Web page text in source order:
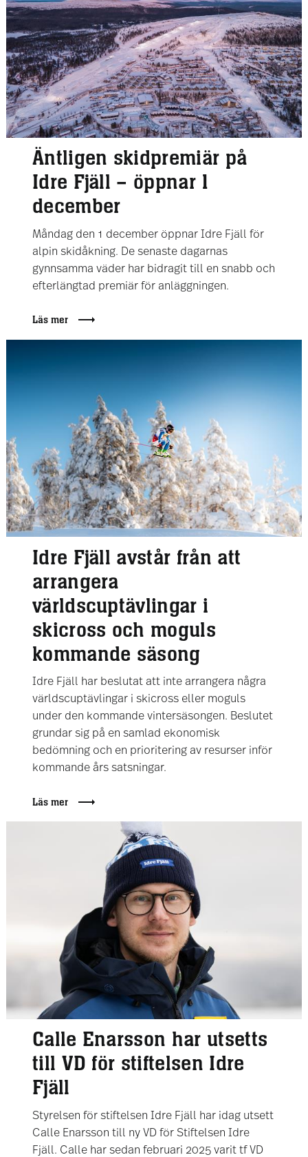
Äntligen skidpremiär på
Idre Fjäll – öppnar 1
december
Måndag den 1 december öppnar Idre Fjäll för
alpin skidåkning. De senaste dagarnas
gynnsamma väder har bidragit till en snabb och
efterlängtad premiär för anläggningen.
Läs mer
Idre Fjäll avstår från att
arrangera
världscuptävlingar i
skicross och moguls
kommande säsong
Idre Fjäll har beslutat att inte arrangera några
världscuptävlingar i skicross eller moguls
under den kommande vintersäsongen. Beslutet
grundar sig på en samlad ekonomisk
bedömning och en prioritering av resurser inför
kommande års satsningar.
Läs mer
Calle Enarsson har utsetts
till VD för stiftelsen Idre
Fjäll
Styrelsen för stiftelsen Idre Fjäll har idag utsett
Calle Enarsson till ny VD för Stiftelsen Idre
Fjäll. Calle har sedan februari 2025 varit tf VD